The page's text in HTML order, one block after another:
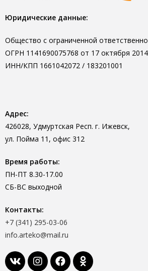
Юридические данные:
Общество с ограниченной
ОГРН 1141690075768 от 17 октября 2014
ИНН/КПП 1661042072 / 183201001
Адрес:
426028, Удмуртская Респ. г. Ижевск,
ул. Пойма 11, офис 312
Время работы:
ПН-ПТ 8.30-17.00
СБ-ВС выходной
Контакты:
+7 (341) 295-03-06
info.arteko@mail.ru